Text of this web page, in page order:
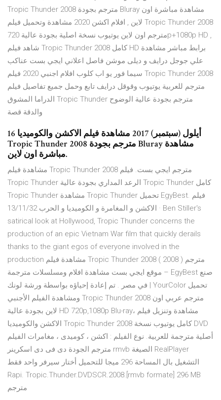
Tropic Thunder 2008 مترجم بجودة Bluray مشاهدة مباشرة اون
لاين , افلام اكشن 2020 مشاهدة وتحميل فيلم Tropic Thunder 2008
مترجم اون لاين يوتيوب نسخة اصلية بجودة عالية 720p+1080p HD ,
شاهد فيلم Tropic Thunder 2008 كامل HD برابط مباشر مشاهدة
علي جوجل درايف و ديلى موشن فاصل اعلاني ايجي بست عناكب
سيما فور يو اب كلوب افلام اجنبي 2020 فيلم Tropic Thunder 2008
مترجم للعربية يوتيوب وقوقل درايف تابع وحمل جميع تفاصيل فيلم
الدراما المشوق Tropic Thunder مترجم بجودة عالية الوضوح
والدقة قصة
16 أيلول (سبتمبر) 2017 مشاهدة فيلم الاكشن والكوميديا
Tropic Thunder 2008 مترجم بجودة Bluray مشاهدة
مباشرة اون لاين.
مشاهدة فيلم Tropic Thunder 2008 مترجم ايجي بست. فيلم
Tropic Thunder الرعد المداري بجودة عالية Tropic Thunder كامل
Tropic Thunder مشاهدة Tropic Thunder تحميل EgyBest. فيلم
الاكشن و المغامرة و الكوميديا و الحرب 13/11/32 · Ben Stiller's
satirical look at Hollywood, Tropic Thunder concerns the
production of an epic Vietnam War film that quickly derails
thanks to the giant egos of everyone involved in the
production مشاهدة فيلم Tropic Thunder 2008 مترجم ( 2008 )
موقع ايجي بست مشاهدة افلام ومسلسلات مترجمة – EgyBest صنع
في مصر . تم إعادة إحياؤه بواسطة ورشة لونك | YourColor تحميل
ومشاهدة الفيلم الأجنبي Tropic Thunder 2008 مترجم عربي اون
لاين بجودة عالية HD 720p,1080p Blu-ray، مشاهدة وتنزيل فيلم
الاكشن والكوميديا Tropic Thunder 2008 كامل يوتيوب نسخة DVD
أصلية مترجمة للعربية. نوع الفيلم : اكشن ، كوميدى ، مغامرات الفيلم
مترجم الجودة دى فى دى اسكرينر rmvb الصيغة RealPlayer
التشغيل بال المساحة 296 ميجا للتحميل أختار سيرفر واحد فقط
Rapi. Tropic.Thunder.DVDSCR.2008.[rmvb formate] 296 MB
مترجم